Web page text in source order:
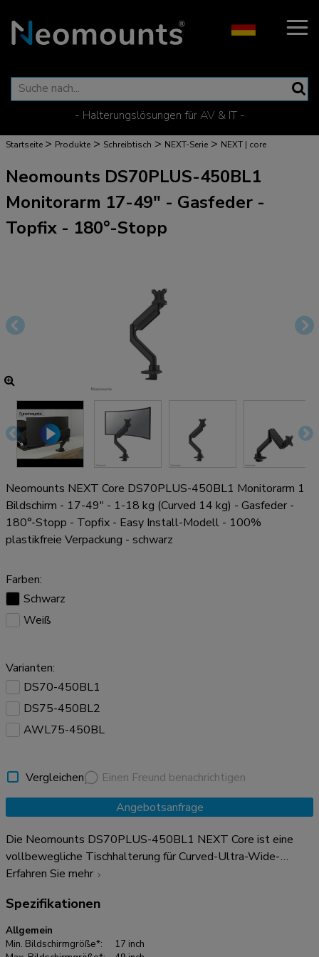
- Halterungslösungen für AV & IT -
Startseite > Produkte > Schreibtisch > NEXT-Serie > NEXT | core
Neomounts DS70PLUS-450BL1
Monitorarm 17-49" - Gasfeder -
Topfix - 180°-Stopp
Neomounts NEXT Core DS70PLUS-450BL1 Monitorarm 1
Bildschirm - 17-49" - 1-18 kg (Curved 14 kg) - Gasfeder -
180°-Stopp - Topfix - Easy Install-Modell - 100%
plastikfreie Verpackung - schwarz
Farben:
Schwarz
Weiß
Varianten:
DS70-450BL1
DS75-450BL2
AWL75-450BL
Vergleichen
Einen Freund benachrichtigen
Angebotsanfrage
Die Neomounts DS70PLUS-450BL1 NEXT Core ist eine
vollbewegliche Tischhalterung für Curved-Ultra-Wide-
Bildschirme bis zu 49". Die Halterung verfügt über einen
Bildschirme entwickelt wurde und ein höheres
Maximalgewicht von bis zu 18 kg tragen kann (Curved 14 kg).
Dank der vielseitigen Neige- (90°), Dreh- (360°) und
Erfahren Sie mehr
Spezifikationen
Allgemein
Min. Bildschirmgröße*:
17 inch